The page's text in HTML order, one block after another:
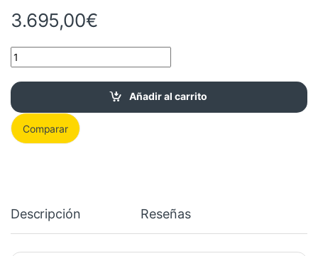
3.695,00€
Gigabyte AORUS GeForce RTX 3080 Xtreme 10GB
Añadir al carrito
Comparar
Descripción Reseñas